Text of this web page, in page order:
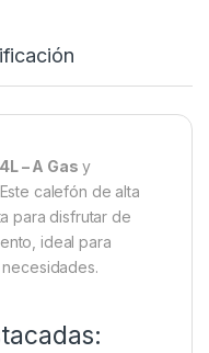
– A Gas y
calefón de alta
para disfrutar de
ideal para